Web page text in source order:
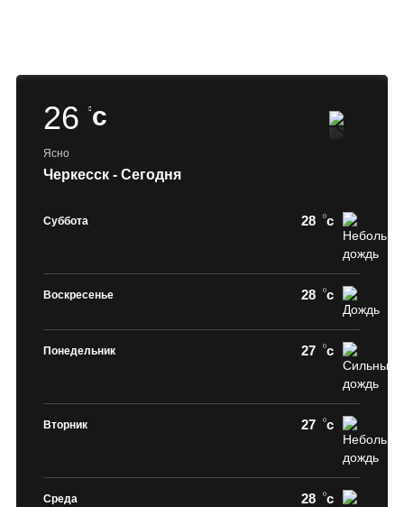
26 c
Ясно
Черкесск - Сегодня
Суббота 28 c
Воскресенье 28 c
Понедельник 27 c
Вторник 27 c
Среда 28 c